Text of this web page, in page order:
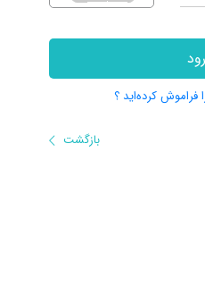
فراموش کرده‌اید ؟
بازگشت